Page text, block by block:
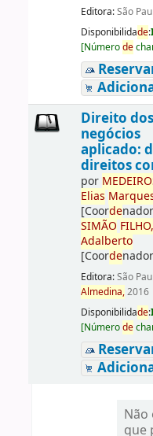
Editora:São
Disponibilidade:
[Númerode
Direito dos
negócios
aplicado:
direitos
por MEDE
Elias
[Coorde
SIMÃO FILHO,
Adalberto
[Coorde
Editora:São
Almedina,2016
Disponibilidade:
[Númerode
que